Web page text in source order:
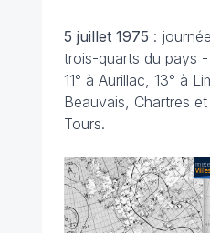
5 juillet 1975 :
trois-quarts du pays
11° à Aurillac, 13° à
Beauvais, Chartres
Tours.